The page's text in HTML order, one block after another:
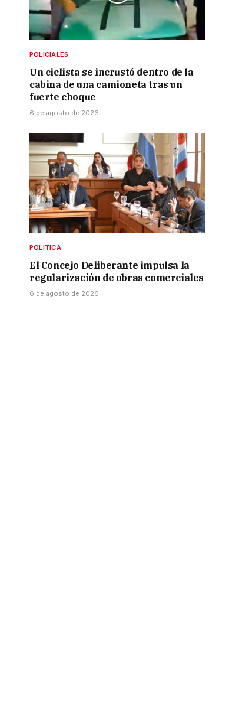
POLICIALES
Un ciclista se incrustó dentro de la
cabina de una camioneta tras un
fuerte choque
6 de agosto de 2026
POLÍTICA
El Concejo Deliberante impulsa la
regularización de obras comerciales
6 de agosto de 2026